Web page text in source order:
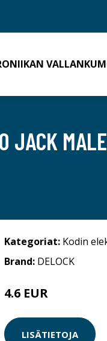
JACK
Kategoriat: Kodin
Brand: DELOCK
4.6 EUR
LISÄTIETOJA